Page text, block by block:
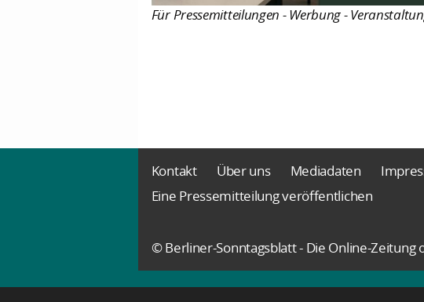
Für Pressemitteilungen - Werbung -
Kontakt Über uns Mediadaten
Eine Pressemitteilung veröffentlichen
© Berliner-Sonntagsblatt - Die Online-